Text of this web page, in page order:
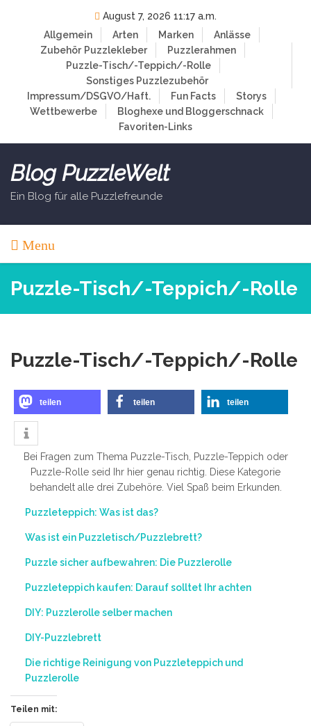
August 7, 2026 11:17 a.m.
Allgemein
Arten Marken
Anlässe
Zubehör Puzzlekleber
Puzzlerahmen
Puzzle-Tisch/-Teppich/-Rolle
Sonstiges Puzzlezubehör
Impressum/DSGVO/Haft.
Fun Facts
Storys
Wettbewerbe
Bloghexe und Bloggerschnack
Favoriten-Links
Blog PuzzleWelt
Ein Blog für alle Puzzlefreunde
Menu
Puzzle-Tisch/-Teppich/-Rolle
Puzzle-Tisch/-Teppich/-Rolle
teilen teilen teilen
Bei Fragen zum Thema Puzzle-Tisch, Puzzle-Teppich oder
Puzzle-Rolle seid Ihr hier genau richtig. Diese Kategorie
behandelt alle drei Zubehöre. Viel Spaß beim Erkunden.
Puzzleteppich: Was ist das?
Was ist ein Puzzletisch/Puzzlebrett?
Puzzle sicher aufbewahren: Die Puzzlerolle
Puzzleteppich kaufen: Darauf solltet Ihr achten
DIY: Puzzlerolle selber machen
DIY-Puzzlebrett
Die richtige Reinigung von Puzzleteppich und
Puzzlerolle
Teilen mit: